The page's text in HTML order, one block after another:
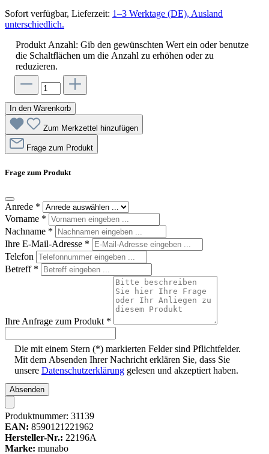
Sofort verfügbar, Lieferzeit: 1–3 Werktage (DE), Ausland
unterschiedlich.
Produkt Anzahl: Gib den gewünschten Wert ein oder benutze
die Schaltflächen um die Anzahl zu erhöhen oder zu
reduzieren.
In den Warenkorb
Zum Merkzettel hinzufügen
Frage zum Produkt
Frage zum Produkt
Anrede *
Vorname *
Nachname *
Ihre E-Mail-Adresse *
Telefon
Betreff *
Ihre Anfrage zum Produkt *
Die mit einem Stern (*) markierten Felder sind Pflichtfelder.
Mit dem Absenden Ihrer Nachricht erklären Sie, dass Sie
unsere Datenschutzerklärung gelesen und akzeptiert haben.
Absenden
Produktnummer: 31139
EAN: 8590121221962
Hersteller-Nr.: 22196A
Marke: munabo